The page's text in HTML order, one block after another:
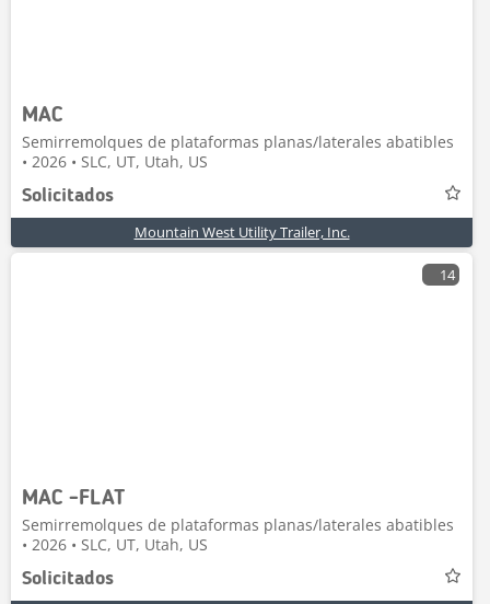
MAC
Semirremolques de plataformas planas/laterales abatibles
• 2026 • SLC, UT, Utah, US
Solicitados
Mountain West Utility Trailer, Inc.
14
MAC -FLAT
Semirremolques de plataformas planas/laterales abatibles
• 2026 • SLC, UT, Utah, US
Solicitados